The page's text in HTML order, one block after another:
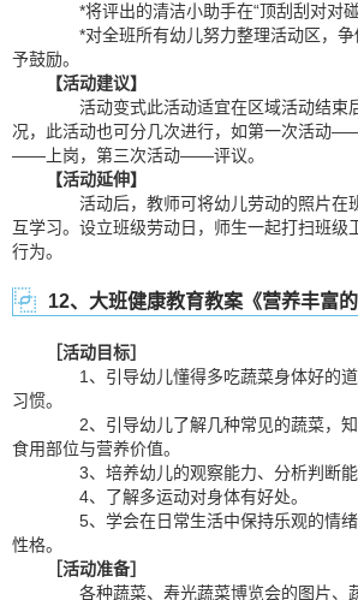
*将评出的清洁小助手在“顶刮刮对对碰
*对全班所有幼儿努力整理活动区，争
予鼓励。
【活动建议】
活动变式此活动适宜在区域活动结束
况，此活动也可分几次进行，如第一次活动
——上岗，第三次活动——评议。
【活动延伸】
活动后，教师可将幼儿劳动的照片在
互学习。设立班级劳动日，师生一起打扫班级
行为。
12、大班健康教育教案《营养丰富
［活动目标］
1、引导幼儿懂得多吃蔬菜身体好的道
习惯。
2、引导幼儿了解几种常见的蔬菜，知
食用部位与营养价值。
3、培养幼儿的观察能力、分析判断能
4、了解多运动对身体有好处。
5、学会在日常生活中保持乐观的情绪
性格。
［活动准备］
各种蔬菜、寿光蔬菜博览会的图片、